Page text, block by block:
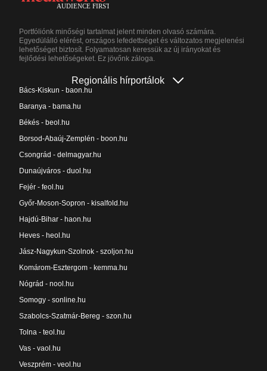
Portfóliónk minőségi tartalmat jelent minden olvasó számára.
Egyedülálló elérést, országos lefedettséget és változatos megjelenési
lehetőséget biztosít. Folyamatosan keressük az új irányokat és
fejlődési lehetőségeket. Ez jövőnk záloga.
Regionális hírportálok
Bács-Kiskun - baon.hu
Baranya - bama.hu
Békés - beol.hu
Borsod-Abaúj-Zemplén - boon.hu
Csongrád - delmagyar.hu
Dunaújváros - duol.hu
Fejér - feol.hu
Győr-Moson-Sopron - kisalfold.hu
Hajdú-Bihar - haon.hu
Heves - heol.hu
Jász-Nagykun-Szolnok - szoljon.hu
Komárom-Esztergom - kemma.hu
Nógrád - nool.hu
Somogy - sonline.hu
Szabolcs-Szatmár-Bereg - szon.hu
Tolna - teol.hu
Vas - vaol.hu
Veszprém - veol.hu